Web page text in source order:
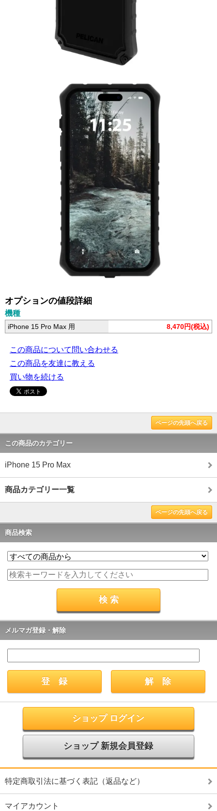
オプションの値段詳細
機種
iPhone 15 Pro Max 用 8,470円(税込)
この商品について問い合わせる
この商品を友達に教える
買い物を続ける
ページの先頭へ戻る
この商品のカテゴリー
iPhone 15 Pro Max
商品カテゴリー一覧
ページの先頭へ戻る
商品検索
メルマガ登録・解除
ショップ ログイン
ショップ 新規会員登録
特定商取引法に基づく表記（返品など）
マイアカウント